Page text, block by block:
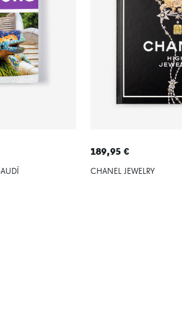
189,95 €
CHANEL JEWELRY